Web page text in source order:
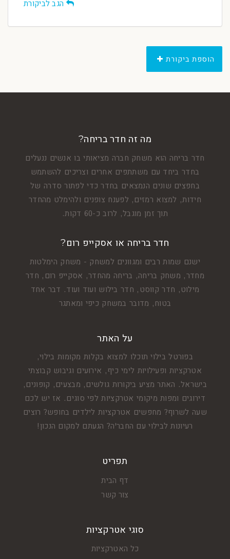
הגב לביקורת
הוספת ביקורת
מה זה חדר בריחה?
חדר בריחה הוא משחק חברה מציאותי בו אנשים ננעלים
בחדר ביחד עם משתתפים אחרים וצריכים להשתמש
בחפצים שונים הנמצאים בחדר כדי לפתור סדרה של
חידות, למצוא רמזים, לפענח צופנים ולהימלט מהחדר
תוך זמן מוגבל, לרוב כ-60 דקות.
חדר בריחה או אסקייפ רום?
ישנם שמות רבים ומגוונים למשחק - משחק הימלטות
מחדר, משחק בריחה, בריחה מהחדר, אסקייפ רום, חדר
מילוט, חדר קווסט, חדר בילוש ועוד ועוד. דבר אחד
בטוח, מדובר במשחק כיפי ומאתגר
על האתר
בפורטל בילוי תוכלו למצוא בקלות מקומות בילוי,
אטרקציות ופעילויות לימי כיף, אירועים וגיבוש קבוצתי
בישראל. האתר מציע ביקורות גולשים, מבצעים, קופונים,
דירוגים ומפות מיקומי אטרקציות לפי סוגים. אז יש לכם
שעה לשרוף? מחפשים אטרקציות לילדים בחופש? רוצים
רעיונות לבילוי עם החבר'ה? הגעתם למקום הנכון!
תפריט
דף הבית
צור קשר
סוגי אטרקציות
כל האטרקציות